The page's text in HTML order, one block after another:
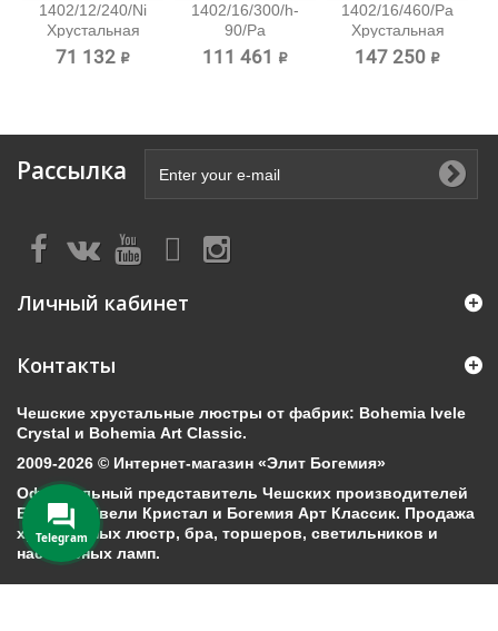
1402/12/240/Ni
Хрустальная
подвесная...
71 132 ₽
1402/16/300/h-
90/Pa
Хрустальная...
111 461 ₽
1402/16/460/Pa
Хрустальная
подвесная...
147 250 ₽
Рассылка
Личный кабинет
Контакты
Чешские хрустальные люстры от фабрик: Bohemia Ivele
Crystal и Bohemia Art Classic.
2009-2026 © Интернет-магазин «Элит Богемия»
Официальный представитель Чешских производителей
Богемия Ивели Кристал и Богемия Арт Классик. Продажа
хрустальных люстр, бра, торшеров, светильников и
настольных ламп.
Telegram